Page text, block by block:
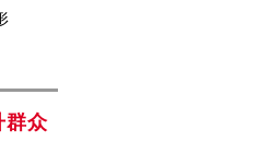
群众